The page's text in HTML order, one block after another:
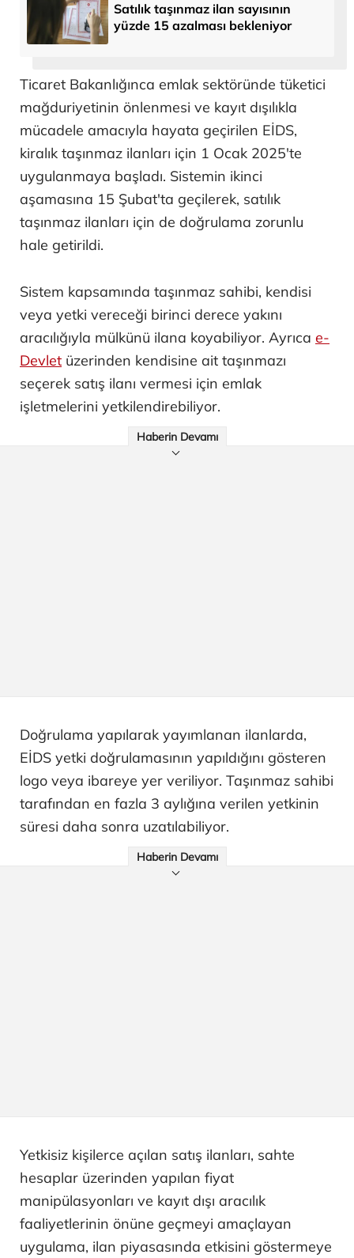
Satılık taşınmaz ilan sayısının
yüzde 15 azalması bekleniyor
Ticaret Bakanlığınca emlak sektöründe tüketici
mağduriyetinin önlenmesi ve kayıt dışılıkla
mücadele amacıyla hayata geçirilen EİDS,
kiralık taşınmaz ilanları için 1 Ocak 2025'te
uygulanmaya başladı. Sistemin ikinci
aşamasına 15 Şubat'ta geçilerek, satılık
taşınmaz ilanları için de doğrulama zorunlu
hale getirildi.
Sistem kapsamında taşınmaz sahibi, kendisi
veya yetki vereceği birinci derece yakını
aracılığıyla mülkünü ilana koyabiliyor. Ayrıca e-
Devlet üzerinden kendisine ait taşınmazı
seçerek satış ilanı vermesi için emlak
işletmelerini yetkilendirebiliyor.
Haberin Devamı
Doğrulama yapılarak yayımlanan ilanlarda,
EİDS yetki doğrulamasının yapıldığını gösteren
logo veya ibareye yer veriliyor. Taşınmaz sahibi
tarafından en fazla 3 aylığına verilen yetkinin
süresi daha sonra uzatılabiliyor.
Haberin Devamı
Yetkisiz kişilerce açılan satış ilanları, sahte
hesaplar üzerinden yapılan fiyat
manipülasyonları ve kayıt dışı aracılık
faaliyetlerinin önüne geçmeyi amaçlayan
uygulama, ilan piyasasında etkisini göstermeye